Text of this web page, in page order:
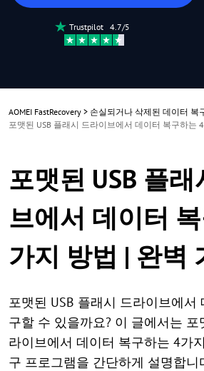
Trustpilot 4.7/5
AOMEI FastRecovery > 손실되거나 삭제된 데이터 복
포맷된 USB 플래시 드라이브에서 데이터 복구하는
포맷된 USB 플
브에서 데이터
가지 방법 | 완벽
포맷된 USB 플래시 드라이브에서
구할 수 있을까요? 이 글에서는 포
라이브에서 데이터 복구하는 4가
구 프로그램을 간단하게 설명합니